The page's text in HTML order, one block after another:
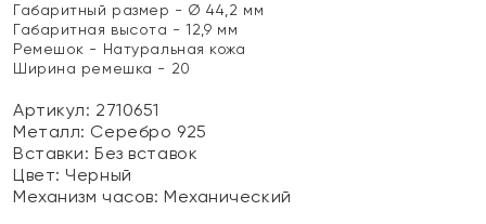
Габаритный размер - Ø 44,2 мм
Габаритная высота - 12,9 мм
Ремешок - Натуральная кожа
Ширина ремешка - 20
Артикул: 2710651
Металл: Серебро 925
Вставки:Без вставок
Цвет:Черный
Механизм часов: Механический